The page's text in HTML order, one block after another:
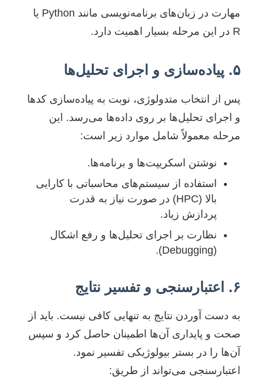
مهارت در زبان‌های برنامه‌نویسی مانند Python یا
R در این مرحله بسیار اهمیت دارد.
۵. پیاده‌سازی و اجرای تحلیل‌ها
پس از انتخاب متدولوژی، نوبت به پیاده‌سازی کدها
و اجرای تحلیل‌ها بر روی داده‌ها می‌رسد. این
مرحله معمولاً شامل موارد زیر است:
نوشتن اسکریپت‌ها و برنامه‌ها.
استفاده از سیستم‌های محاسباتی با کارایی
بالا (HPC) در صورت نیاز به قدرت
پردازش زیاد.
نظارت بر اجرای تحلیل‌ها و رفع اشکال
(Debugging).
۶. اعتبارسنجی و تفسیر نتایج
به دست آوردن نتایج به تنهایی کافی نیست. باید از
صحت و پایداری آن‌ها اطمینان حاصل کرد و سپس
آن‌ها را در بستر بیولوژیکی تفسیر نمود.
اعتبارسنجی می‌تواند از طریق: